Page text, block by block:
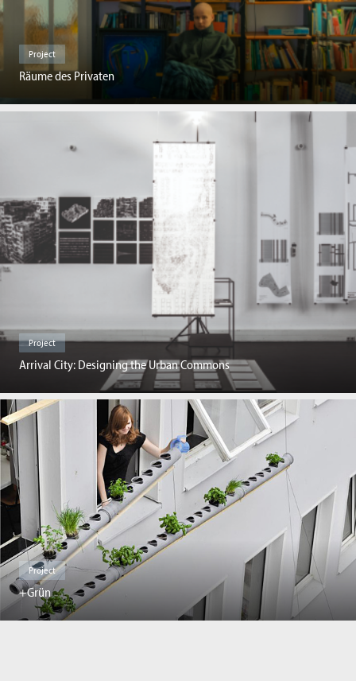
Project
Räume des Privaten
Project
Arrival City: Designing the Urban Commons
Project
+Grün